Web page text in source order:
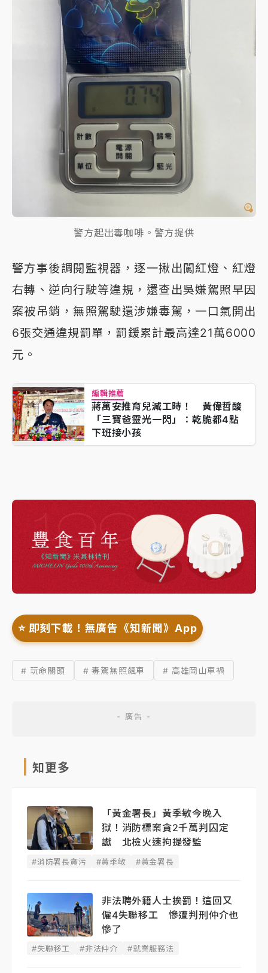
警方起出毒咖啡。警方提供
警方事後調閱監視器，逐一揪出闖紅燈、紅燈
右轉、逆向行駛等違規，還查出吳嫌駕照早因
案被吊銷，無照駕駛還涉嫌毒駕，一口氣開出
6張交通違規罰單，罰鍰累計最高達21萬6000
元。
編輯推薦
蔣萬安推育兒減工時！ 黃偉哲酸
「三寶爸靈光一閃」：乾脆都4點
下班接小孩
⭐️ 即刻下載！無廣告《知新聞》App
# 玩命關頭 # 毒駕無照飆車 # 高雄岡山車禍
知更多
「黃金署長」黃季敏今晚入
獄！消防標案貪2千萬判囚定
讞 北檢火速拘提發監
#消防署長貪污 #黃季敏 #黃金署長
非法聘外籍人士挨罰！這回又
僱4失聯移工 慘遭判刑仲介也
慘了
#失聯移工 #非法仲介 #就業服務法